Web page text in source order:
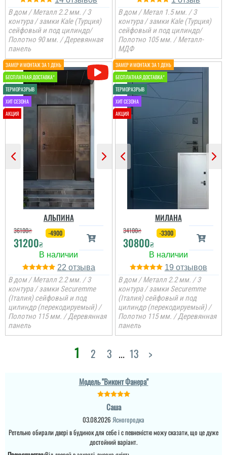
Анжела
3-4 дні і двері вже були
встановлені, причому
так акуратно все
зробили, що в середині
не потрібно робити
відкосів. Фото нище
додаю....
читати всі відгуки
Саша
в будинок для себе і с
певненістю можу
Руслана
двері просто клас, я
Леонід
Ціна не мала, але якщо
В дом / Металл 2.2 мм. / 3
контура / замки Kale (Турция)
сейфовый и под цилиндр/
Полотно 90 мм. / Деревянная
панель
В дом / Метал 1.5 мм. / 3
контура / замки Kale (Турция)
сейфовый и под цилиндр/
Полотно 105 мм. / Металл-
МДФ
АЛЬПИНА
36100₴
31200₴
-4900
22
В дом / Металл 2.2 мм. / 3
контура / замки Securemme
(Італия) сейфовый и под
цилиндр (перекодируемый) /
Полотно 115 мм. / Деревянная
панель
МИЛАНА
34100₴
30800₴
-3300
19
В дом / Металл 2.2 мм. / 3
контура / замки Securemme
(Італия) сейфовый и под
цилиндр (перекодируемый) /
Полотно 115 мм. / Деревянная
панель
1 2 3 ... 13 >
Модель "Виконт Фанера"
Саша
03.08.2026 Ясногородка
Ретельно обирали двері в будинок для себе і с певненістю можу сказати, що це дуже
достойний варіант.